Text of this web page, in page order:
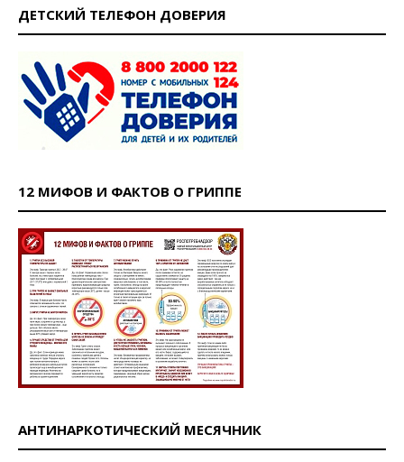
ДЕТСКИЙ ТЕЛЕФОН ДОВЕРИЯ
12 МИФОВ И ФАКТОВ О ГРИППЕ
АНТИНАРКОТИЧЕСКИЙ МЕСЯЧНИК